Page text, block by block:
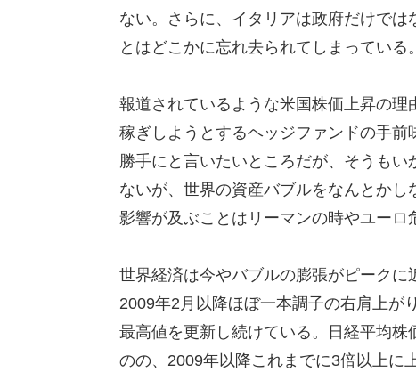
ない。さらに、イタリアは政府だけで
とはどこかに忘れ去られてしまっている。
報道されているような米国株価上昇の
稼ぎしようとするヘッジファンドの手
勝手にと言いたいところだが、そうも
ないが、世界の資産バブルをなんとか
影響が及ぶことはリーマンの時やユーロ
世界経済は今やバブルの膨張がピーク
2009年2月以降ほぼ一本調子の右肩上が
最高値を更新し続けている。日経平均
のの、2009年以降これまでに3倍以上に